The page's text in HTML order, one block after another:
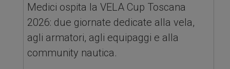
Medici ospita la VELA Cup Toscana
2026: due giornate dedicate alla vela,
agli armatori, agli equipaggi e alla
community nautica.